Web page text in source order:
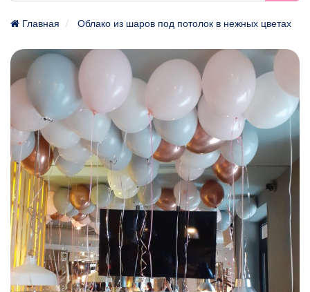
Главная Облако из шаров под потолок в нежных цветах